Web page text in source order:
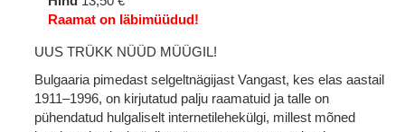
Raamat on läbimüüdud!
UUS TRÜKK NÜÜD MÜÜGIL!
Bulgaaria pimedast selgeltnägijast Vangast, kes elas aastail
1911‒1996, on kirjutatud palju raamatuid ja talle on
pühendatud hulgaliselt internetilehekülgi, millest mõned